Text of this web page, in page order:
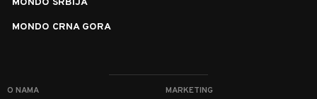
MONDO SRBIJA
MONDO CRNA GORA
O NAMA MARKETING